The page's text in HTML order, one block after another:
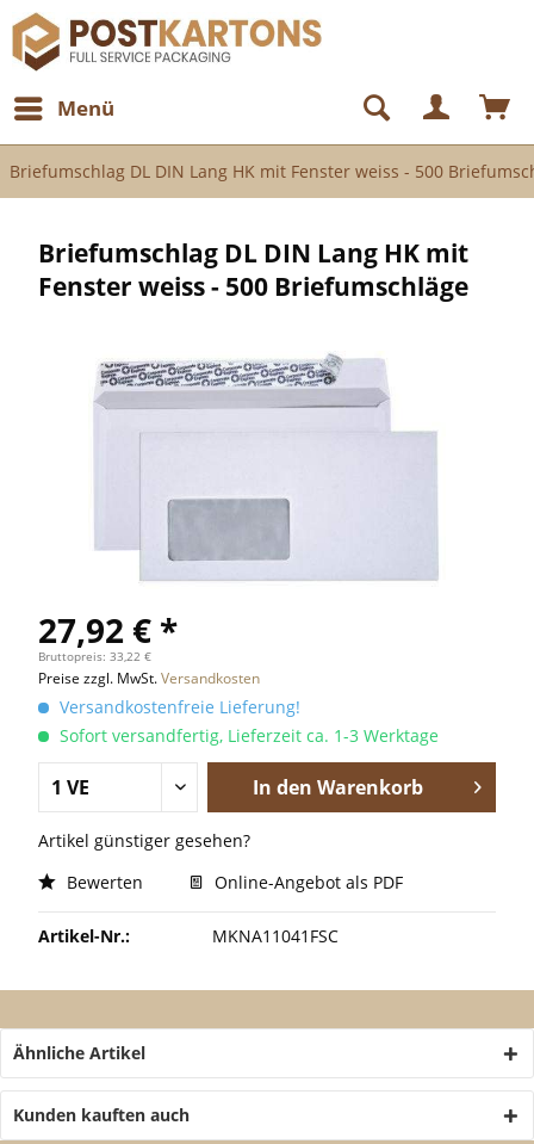
Menü
Briefumschlag DL DIN Lang HK mit Fenster weiss - 500
Briefumschlag DL DIN Lang HK mit
Fenster weiss - 500 Briefumschläge
27,92 € *
Bruttopreis: 33,22 €
Preise zzgl. MwSt.Versandkosten
Versandkostenfreie Lieferung!
Sofort versandfertig, Lieferzeit ca. 1-3 Werktage
In den Warenkorb
Artikel günstiger gesehen?
Bewerten
Online-Angebot als PDF
Artikel-Nr.: MKNA11041FSC
Ähnliche Artikel
Kunden kauften auch